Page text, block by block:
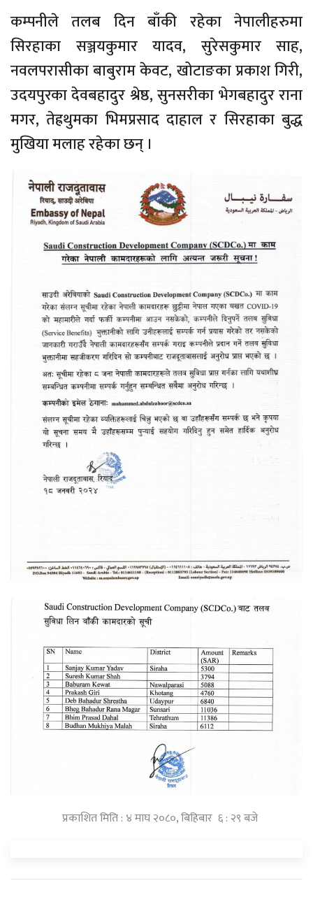
कम्पनीले तलब दिन बाँकी रहेका नेपालीहरुमा
सिरहाका सञ्जयकुमार यादव, सुरेसकुमार साह,
नवलपरासीका बाबुराम केवट, खोटाङका प्रकाश गिरी,
उदयपुरका देवबहादुर श्रेष्ठ, सुनसरीका भेगबहादुर राना
मगर, तेह्रथुमका भिमप्रसाद दाहाल र सिरहाका बुद्ध
मुखिया मलाह रहेका छन् ।
प्रकाशित मिति : ४ माघ २०८०, बिहिबार ६ : २९ बजे